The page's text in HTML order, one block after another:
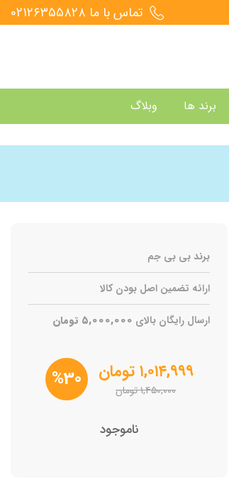
تماس با ما 021۲۶۳۵۵۸۲۸
برند ها وبلاگ
برند بی بی جم
ارائه تضمین اصل بودن کالا
ارسال رایگان بالای ۵,۰۰۰,۰۰۰ تومان
۱,۰۱۴,۹۹۹ تومان
۱,۴۵۰,۰۰۰تومان %30
ناموجود